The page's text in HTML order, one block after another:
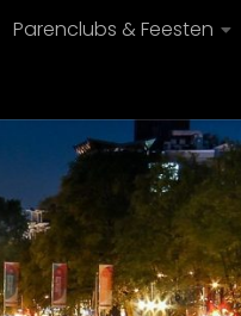
Parenclubs & Feesten